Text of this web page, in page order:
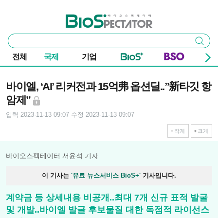
바이오스펙테이터
통
합
검
색
검색
전체 국제 기업
바이엘, ‘AI’ 리커전과 15억弗 옵션딜..”新타깃 항
암제”
입력 2023-11-13 09:07 수정 2023-11-13 09:07
작게 크게
바이오스펙테이터 서윤석 기자
이 기사는 '유료 뉴스서비스 BioS+' 기사입니다.
계약금 등 상세내용 비공개..최대 7개 신규 표적 발굴
및 개발..바이엘 발굴 후보물질 대한 독점적 라이선스